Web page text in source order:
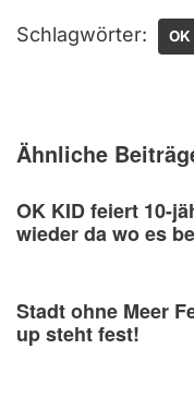
Schlagwörter: OK
Ähnliche
OK KID feiert 10-
wieder da wo es
Stadt ohne Meer
up steht fest!